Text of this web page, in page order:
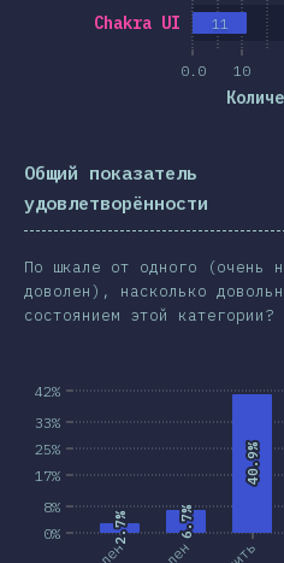
0.0 10
Chakra UI 11
Общий показатель
удовлетворённости
По шкале от одного (очень
доволен), насколько
состоянием этой категории?
0%
8%
17%
25%
33%
42%
2.7%
2.7% 6.7%
6.7%
40.9%
40.9%